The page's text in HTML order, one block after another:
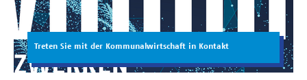
Treten Sie mit der Kommunalwirtschaft in Kontakt